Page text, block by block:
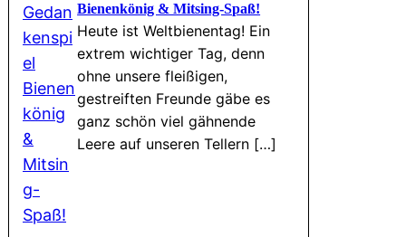
Bienenkönig & Mitsing-Spaß!
Heute ist Weltbienentag! Ein
extrem wichtiger Tag, denn
ohne unsere fleißigen,
gestreiften Freunde gäbe es
ganz schön viel gähnende
Leere auf unseren Tellern […]